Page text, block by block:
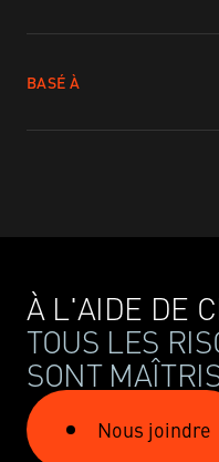
BASÉ À
À L'AIDE DE
TOUS LES
SONT
Nous joindre